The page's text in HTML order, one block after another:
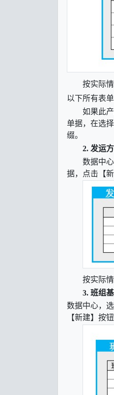
按实际
以下所有表
如果此
单据，在选
缀。
2. 发运
数据中
据，点击【
按实际
3. 班组
数据中心，
【新建】按